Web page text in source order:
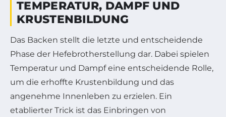
TEMPERATUR, DAMPF UND
KRUSTENBILDUNG
Das Backen stellt die letzte und entscheidende
Phase der Hefebrotherstellung dar. Dabei spielen
Temperatur und Dampf eine entscheidende Rolle,
um die erhoffte Krustenbildung und das
angenehme Innenleben zu erzielen. Ein
etablierter Trick ist das Einbringen von